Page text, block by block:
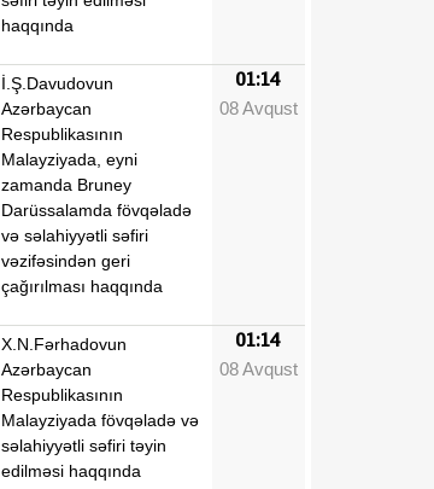
haqqında
İ.Ş.Davudovun
Azərbaycan
Respublikasının
Malayziyada, eyni
zamanda Bruney
Darüssalamda fövqəladə
və səlahiyyətli səfiri
vəzifəsindən geri
çağırılması haqqında
01:14
08 Avqust
X.N.Fərhadovun
Azərbaycan
Respublikasının
Malayziyada fövqəladə və
səlahiyyətli səfiri təyin
edilməsi haqqında
01:14
08 Avqust